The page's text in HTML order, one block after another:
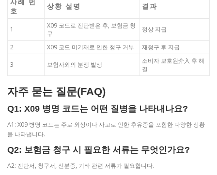
호
상황 설명 결과
1
X09 코드로 진단받은 후, 보험금 청
구
정상 지급
2 X09 코드 미기재로 인한 청구 거부 재청구 후 지급
3 보험사와의 분쟁 발생
소비자 보호원介入 후 해
결
자주 묻는 질문(FAQ)
Q1: X09 병명 코드는 어떤 질병을 나타내나요?
A1: X09 병명 코드는 주로 외상이나 사고로 인한 후유증을 포함한 다양한 상황
을 나타냅니다.
Q2: 보험금 청구 시 필요한 서류는 무엇인가요?
A2: 진단서, 청구서, 신분증, 기타 관련 서류가 필요합니다.